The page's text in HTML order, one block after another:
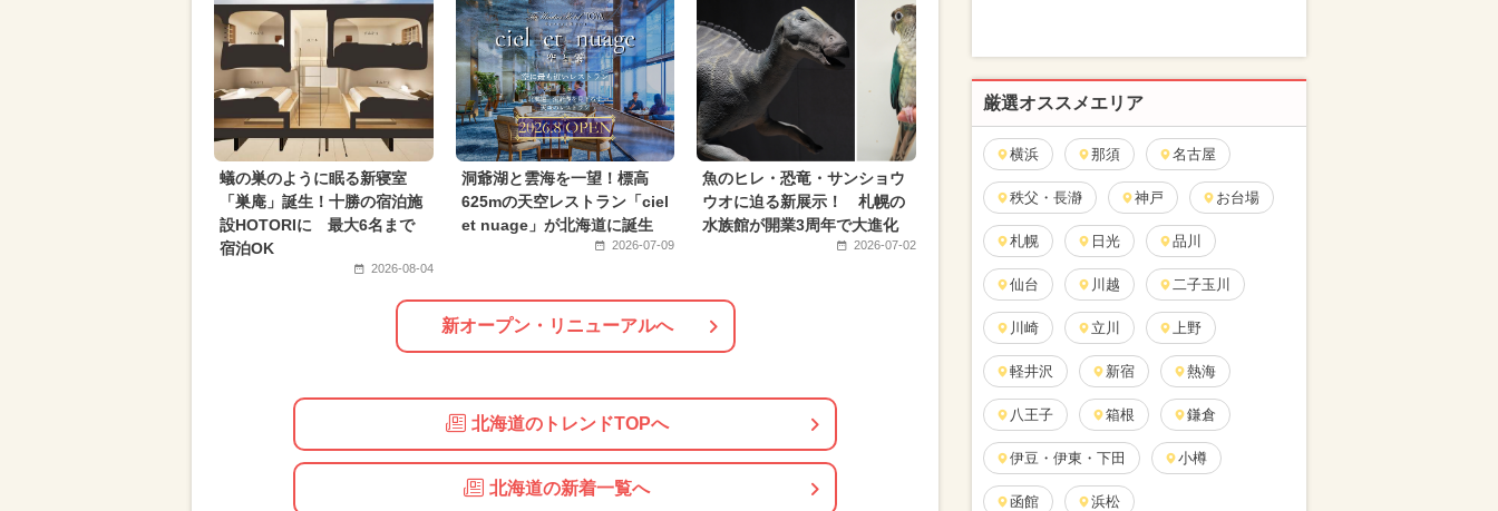
夏休み（日帰り） 2024年10月のイベント 冬休み クリスマス
2026年6月のイベント 2024年3月のイベント 2023年12月のイベント
2025年6月のイベント 2024年11月のイベント 職業体験
蟻の巣のように眠る新寝室
「巣庵」誕生！十勝の宿泊施
設HOTORIに 最大6名まで
宿泊OK
2026-08-04
洞爺湖と雲海を一望！標高
625mの天空レストラン「ciel
et nuage」が北海道に誕生
2026-07-09
魚のヒレ・恐竜・サンショウ
ウオに迫る新展示！ 札幌の
水族館が開業3周年で大進化
2026-07-02
新オープン・リニューアルへ
北海道のトレンドTOPへ
北海道の新着一覧へ
厳選オススメエリア
横浜 那須 名古屋
秩父・長瀞 神戸 お台場
札幌 日光 品川
仙台 川越 二子玉川
川崎 立川 上野
軽井沢 新宿 熱海
八王子 箱根 鎌倉
伊豆・伊東・下田 小樽
函館 浜松